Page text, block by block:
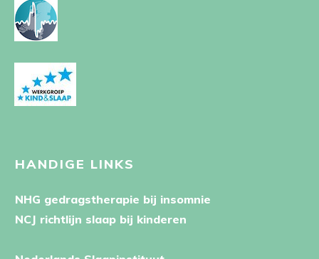
HANDIGE LINKS
NHG gedragstherapie bij insomnie
NCJ richtlijn slaap bij kinderen